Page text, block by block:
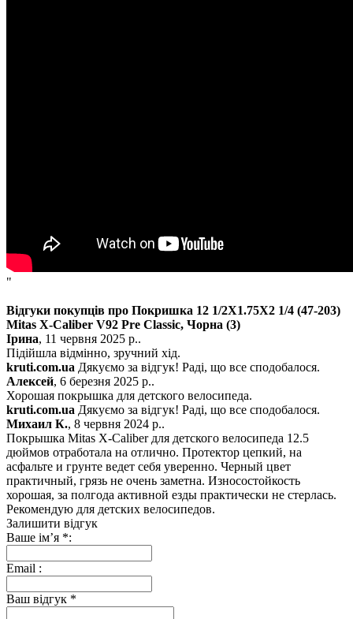
"
Відгуки покупців про Покришка 12 1/2X1.75X2 1/4 (47-203)
Mitas X-Caliber V92 Pre Classic, Чорна (3)
Ірина, 11 червня 2025 р..
Підійшла відмінно, зручний хід.
kruti.com.ua Дякуємо за відгук! Раді, що все сподобалося.
Алексей, 6 березня 2025 р..
Хорошая покрышка для детского велосипеда.
kruti.com.ua Дякуємо за відгук! Раді, що все сподобалося.
Михаил К., 8 червня 2024 р..
Покрышка Mitas X-Caliber для детского велосипеда 12.5
дюймов отработала на отлично. Протектор цепкий, на
асфальте и грунте ведет себя уверенно. Черный цвет
практичный, грязь не очень заметна. Износостойкость
хорошая, за полгода активной езды практически не стерлась.
Рекомендую для детских велосипедов.
Залишити відгук
Ваше ім’я *:
Email :
Ваш відгук *